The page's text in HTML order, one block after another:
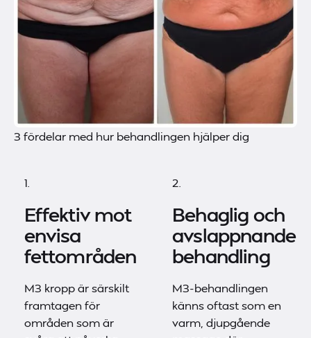
3 fördelar med hur behandlingen hjälper dig
1.
Effektiv mot
envisa
fettområden
M3 kropp är särskilt
framtagen för
områden som är
2.
Behaglig och
avslappnande
behandling
M3-behandlingen
känns oftast som en
varm, djupgående